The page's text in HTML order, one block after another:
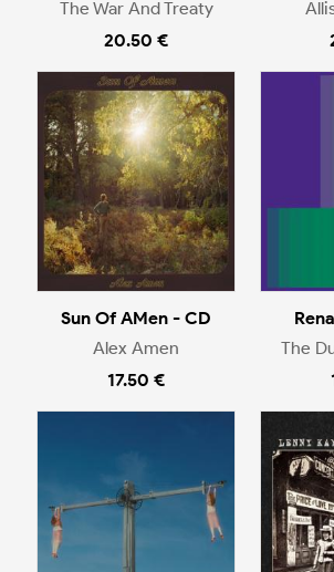
The War And Treaty
20.50 €
Sun Of AMen - CD
Alex Amen
17.50 €
The